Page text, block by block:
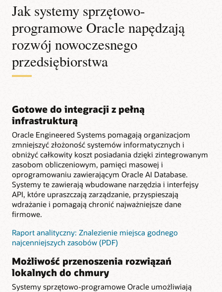
Jak systemy sprzętowo-
programowe Oracle napędzają
rozwój nowoczesnego
przedsiębiorstwa
Gotowe do integracji z pełną
infrastrukturą
Oracle Engineered Systems pomagają organizacjom
zmniejszyć złożoność systemów informatycznych i
obniżyć całkowity koszt posiadania dzięki zintegrowanym
zasobom obliczeniowym, pamięci masowej i
oprogramowaniu zawierającym Oracle AI Database.
Systemy te zawierają wbudowane narzędzia i interfejsy
API, które upraszczają zarządzanie, przyspieszają
wdrażanie i pomagają chronić najważniejsze dane
firmowe.
Raport analityczny: Znalezienie miejsca godnego
najcenniejszych zasobów (PDF)
Możliwość przenoszenia rozwiązań
lokalnych do chmury
Systemy sprzętowo-programowe Oracle umożliwiają